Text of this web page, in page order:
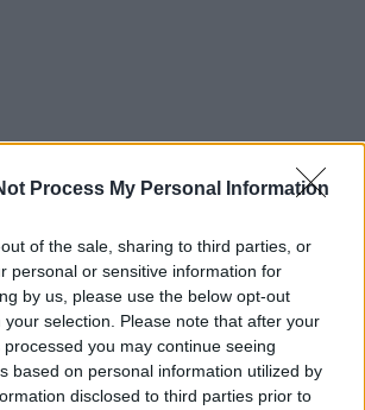
Process My Personal Information
of the sale, sharing to third parties, or
personal or sensitive information for
by us, please use the below opt-out
selection. Please note that after your
you may continue seeing
based on personal information utilized by
disclosed to third parties prior to